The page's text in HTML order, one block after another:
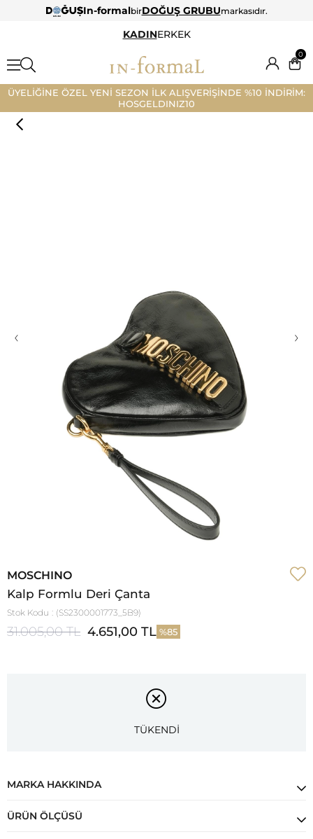
In-formalbirDOĞUŞ GRUBUmarkasıdır.
KADINERKEK
0
ÜYELİĞİNE ÖZEL YENİ SEZON İLK ALIŞVERİŞİNDE %10 İNDİRİM:
HOSGELDINIZ10
‹ ›
MOSCHINO
Kalp Formlu Deri Çanta
Stok Kodu (SS2300001773_5B9)
31.005,00 TL 4.651,00 TL 85
TÜKENDİ
MARKA HAKKINDA
ÜRÜN ÖLÇÜSÜ